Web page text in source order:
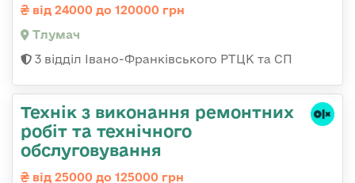
від 24000 до 120000 грн
Тлумач
3 відділ Івано-Франківського РТЦК та СП
Технік з виконання ремонтних
робіт та технічного
обслуговування
від 25000 до 125000 грн